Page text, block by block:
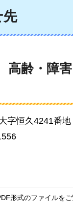
先
高齢・障
字恒久4241番地
形式のファイルを